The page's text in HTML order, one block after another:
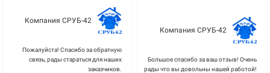
Компания СРУБ-42
Пожалуйста! Спасибо за обратную
связь, рады стараться для наших
заказчиков.
Компания СРУБ-42
Большое спасибо за ваш отзыв! Очень
рады что вы довольны нашей работой!